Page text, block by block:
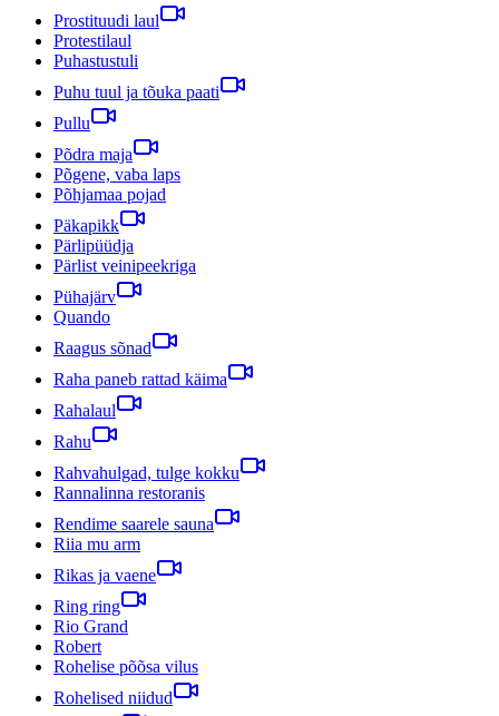
Prostituudi laul
Protestilaul
Puhastustuli
Puhu tuul ja tõuka paati
Pullu
Põdra maja
Põgene, vaba laps
Põhjamaa pojad
Päkapikk
Pärlipüüdja
Pärlist veinipeekriga
Pühajärv
Quando
Raagus sõnad
Raha paneb rattad käima
Rahalaul
Rahu
Rahvahulgad, tulge kokku
Rannalinna restoranis
Rendime saarele sauna
Riia mu arm
Rikas ja vaene
Ring ring
Rio Grand
Robert
Rohelise põõsa vilus
Rohelised niidud